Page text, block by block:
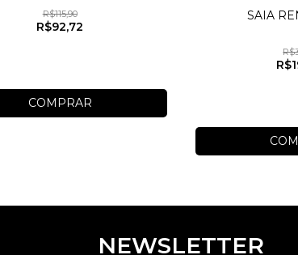
R$115,90
R$92,72
COMPRAR
SAIA
NEWSLETTER